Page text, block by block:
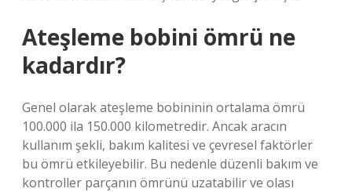
Ateşleme bobini ömrü ne
kadardır?
Genel olarak ateşleme bobininin ortalama ömrü
100.000 ila 150.000 kilometredir. Ancak aracın
kullanım şekli, bakım kalitesi ve çevresel faktörler
bu ömrü etkileyebilir. Bu nedenle düzenli bakım ve
kontroller parçanın ömrünü uzatabilir ve olası